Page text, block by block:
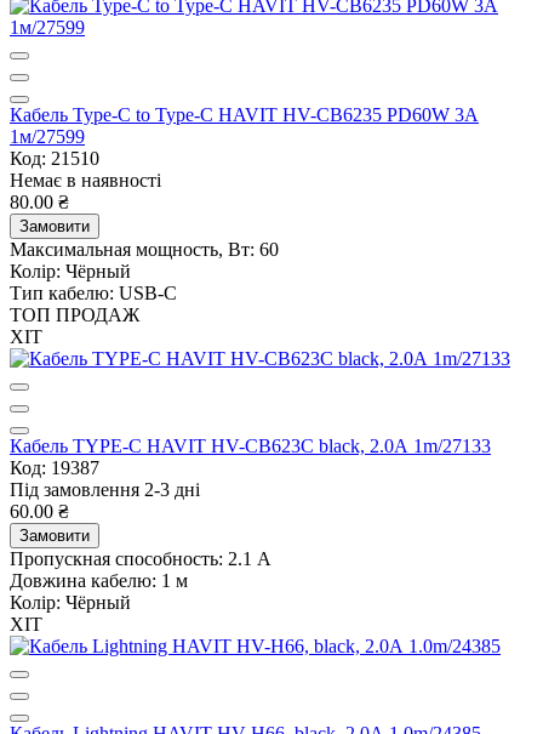
Кабель Type-C to Type-C HAVIT HV-CB6235 PD60W 3A
1м/27599
Код: 21510
Немає в наявності
80.00 ₴
Замовити
Максимальная мощность, Вт: 60
Колір: Чёрный
Тип кабелю: USB-C
ТОП ПРОДАЖ
ХІТ
Кабель TYPE-C HAVIT HV-CB623C black, 2.0А 1m/27133
Код: 19387
Під замовлення 2-3 дні
60.00 ₴
Замовити
Пропускная способность: 2.1 А
Довжина кабелю: 1 м
Колір: Чёрный
ХІТ